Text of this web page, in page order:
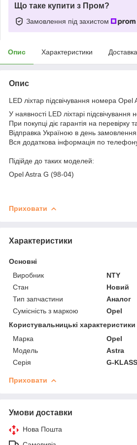
Що таке купити з Пром?
Замовлення під захистом
Опис Характеристики Доставка
Опис
LED ліхтар підсвічування номера
У наявності LED ліхтарі підсвічування
При покупці діє гарантія на перевірку
Відправка Україною в день замовлення.
Вся додаткова інформація по
Підійде до таких моделей:
Opel Astra G (98-04)
Приховати
Характеристики
Основні
Виробник
NTY
Стан
Новий
Тип запчастини
Аналог
Сумісність з маркою
Opel
Користувальницькі характеристики
Марка
Opel
Мoдель
Astra
Серія
G-
Приховати
Умови доставки
Нова Пошта